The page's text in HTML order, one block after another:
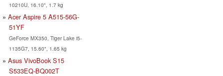
10210U, 16.10", 1.7 kg
Acer Aspire 5 A515-56G-
51YF
GeForce MX350, Tiger Lake i5-
1135G7, 15.60", 1.65 kg
Asus VivoBook S15
S533EQ-BQ002T